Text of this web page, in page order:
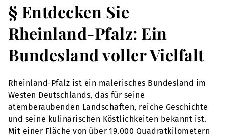
§ Entdecken Sie
Rheinland-Pfalz: Ein
Bundesland voller Vielfalt
Rheinland-Pfalz ist ein malerisches Bundesland im
Westen Deutschlands, das für seine
atemberaubenden Landschaften, reiche Geschichte
und seine kulinarischen Köstlichkeiten bekannt ist.
Mit einer Fläche von über 19.000 Quadratkilometern